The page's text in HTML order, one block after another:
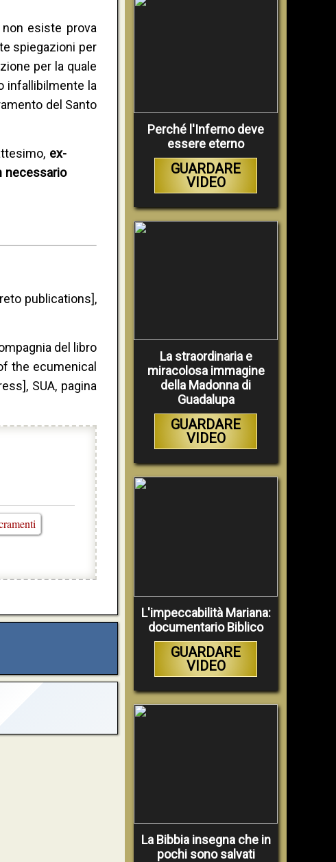
esiste prova
spiegazioni per
per la quale
infallibilmente la
del Santo
ex-
necessario
publications],
del libro
the ecumenical
SUA, pagina
Perché l'Inferno deve
essere eterno
GUARDARE
VIDEO
La straordinaria e
miracolosa immagine
della Madonna di
Guadalupa
GUARDARE
VIDEO
L'impeccabilità Mariana:
documentario Biblico
GUARDARE
VIDEO
La Bibbia insegna che in
pochi sono salvati